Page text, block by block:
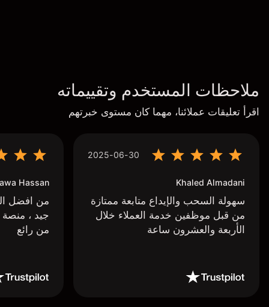
ملاحظات المستخدم وتقييماته
اقرأ تعليقات عملائنا، مهما كان مستوى خبرتهم
2025-06-30
Khaled Almadani
سهولة السحب والإيداع متابعة ممتازة
من قبل موظفين خدمة العملاء خلال
الأربعة والعشرون ساعة
Hassan
من افضل
جيد ،
من رائع